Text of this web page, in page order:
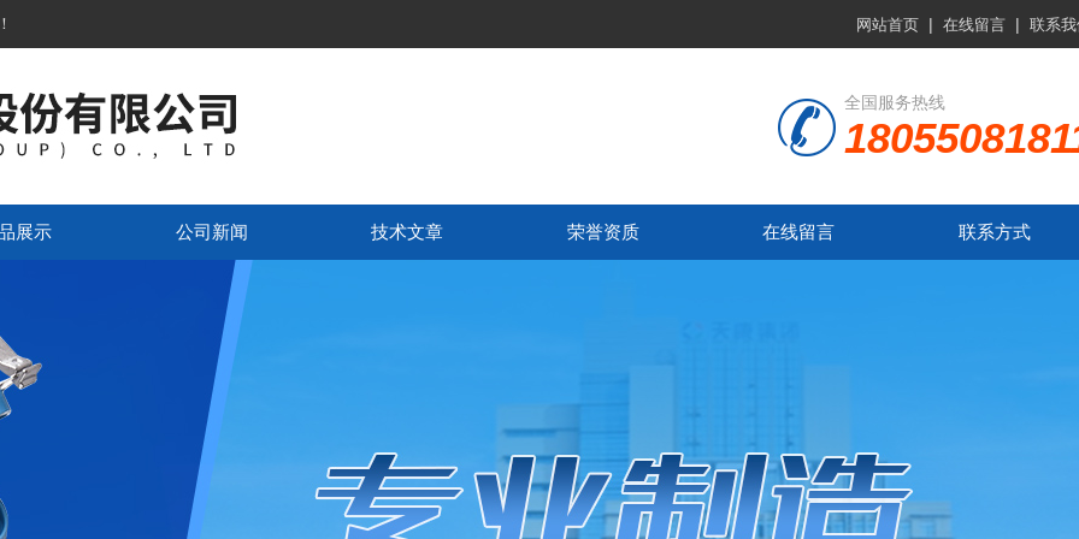
网站首页 | 在线留言 | 联系
全国服务热线
展示 公司新闻 技术文章 荣誉资质 在线留言 联系方式